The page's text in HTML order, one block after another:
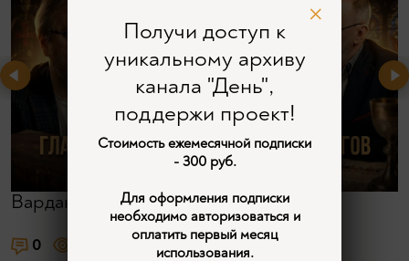
Вардан Багдасарян
0 3
Получи доступ к
уникальному архиву
канала "День",
поддержи проект!
Стоимость ежемесячной подписки
- 300 руб.
Для оформления подписки
необходимо авторизоваться и
оплатить первый месяц
использования.